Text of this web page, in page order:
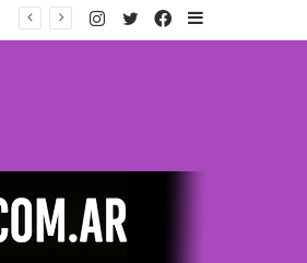
Facebook
Twitter
Instagram